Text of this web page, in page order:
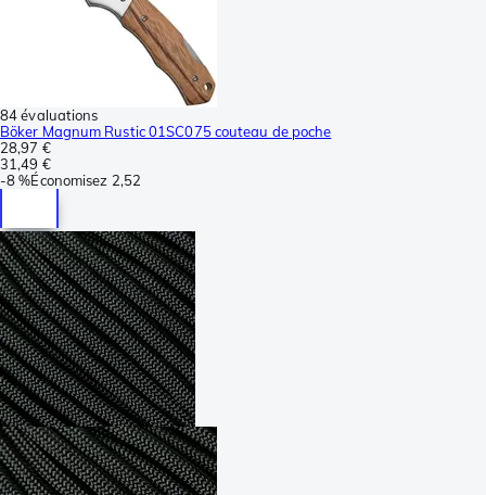
84 évaluations
Böker Magnum Rustic 01SC075 couteau de poche
28,97 €
31,49 €
-8 %Économisez 2,52